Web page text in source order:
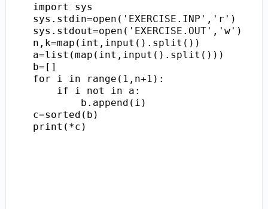
import sys
sys.stdin=open('EXERCISE.INP','r')
sys.stdout=open('EXERCISE.OUT','w')
n,k=map(int,input().split())
a=list(map(int,input().split()))
b=[]
for i in range(1,n+1):
    if i not in a:
        b.append(i)
c=sorted(b)
print(*c)